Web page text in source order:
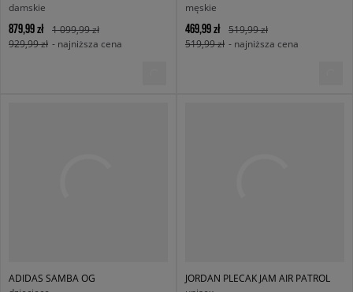
damskie
879,99 zł
1 099,99 zł
929,99 zł - najniższa cena
męskie
469,99 zł
519,99 zł
519,99 zł - najniższa cena
ADIDAS SAMBA OG
JORDAN PLECAK JAM AIR PATROL